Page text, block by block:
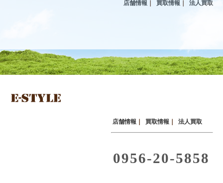
店舗情報 ｜ 買取情報 ｜ 法人買取
0956-20-5858
店舗情報 ｜ 買取情報 ｜ 法人買取